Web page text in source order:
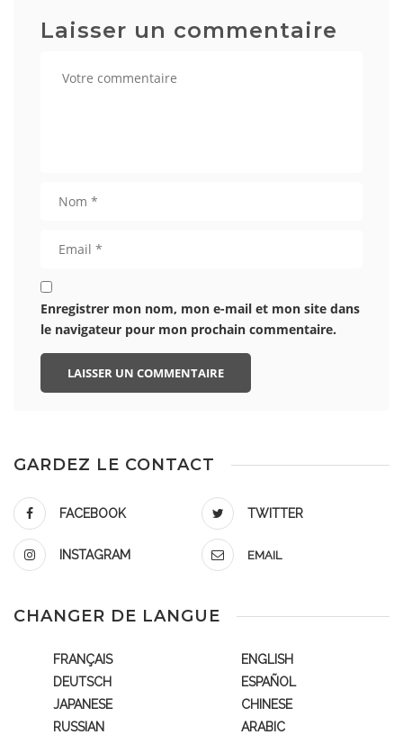
Laisser un commentaire
Enregistrer mon nom, mon e-mail et mon site dans
le navigateur pour mon prochain commentaire.
GARDEZ LE CONTACT
FACEBOOK TWITTER
INSTAGRAM EMAIL
CHANGER DE LANGUE
FRANÇAIS
ENGLISH
DEUTSCH
ESPAÑOL
JAPANESE
CHINESE
RUSSIAN
ARABIC